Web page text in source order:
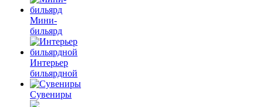
Мини-
бильярд
Интерьер
бильярдной
Сувениры